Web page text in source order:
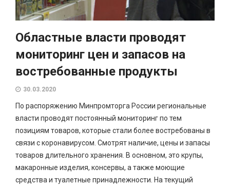
Областные власти проводят
мониторинг цен и запасов на
востребованные продукты
30.03.2020
По распоряжению Минпромторга России региональные
власти проводят постоянный мониторинг по тем
позициям товаров, которые стали более востребованы в
связи с коронавирусом. Смотрят наличие, цены и запасы
товаров длительного хранения. В основном, это крупы,
макаронные изделия, консервы, а также моющие
средства и туалетные принадлежности. На текущий